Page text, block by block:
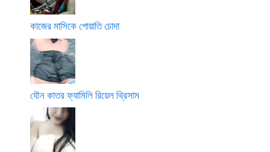
কাজের মাসিকে পোয়াতি চোদা
যৌন কাতর ফ্যামিলি রিয়েল থ্রিসাম